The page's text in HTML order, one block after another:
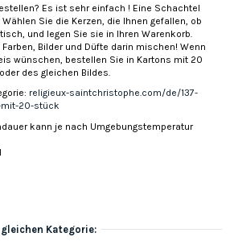
Es ist sehr einfach ! Eine Schachtel
Sie die Kerzen, die Ihnen gefallen, ob
und legen Sie sie in Ihren Warenkorb.
Bilder und Düfte darin mischen! Wenn
wünschen, bestellen Sie in Kartons mit 20
des gleichen Bildes.
religieux-saintchristophe.com/de/137-
20-stück
kann je nach Umgebungstemperatur
Kategorie: